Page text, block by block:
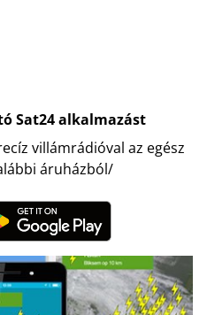
Sat24 alkalmazást
villámrádióval az egész
áruházból/